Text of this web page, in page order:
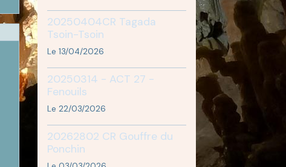
20250404CR Tagada
Tsoin-Tsoin
Le 13/04/2026
20250314 - ACT 27 -
Fenouils
Le 22/03/2026
20262802 CR Gouffre du
Ponchin